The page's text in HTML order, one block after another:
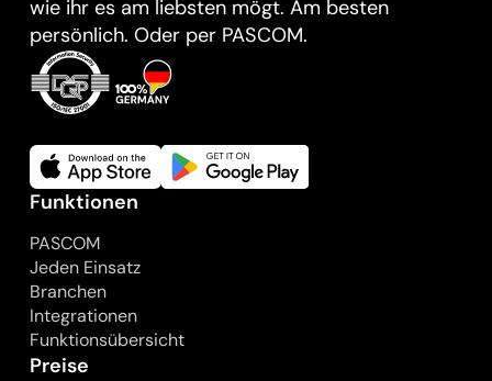
wie ihr es am liebsten mögt. Am besten
persönlich. Oder per PASCOM.
Funktionen
PASCOM
Jeden Einsatz
Branchen
Integrationen
Funktionsübersicht
Preise